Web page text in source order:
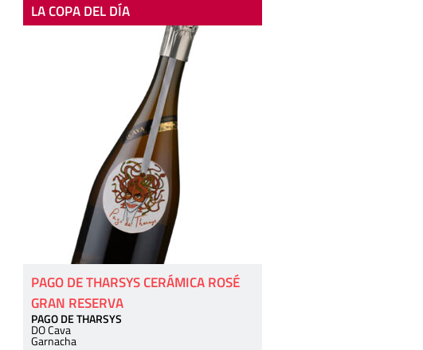
LA COPA DEL DÍA
PAGO DE THARSYS CERÁMICA ROSÉ
GRAN RESERVA
PAGO DE THARSYS
DO Cava
Garnacha